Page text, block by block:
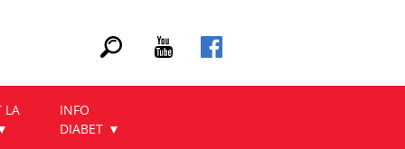
LA
INFO
DIABET